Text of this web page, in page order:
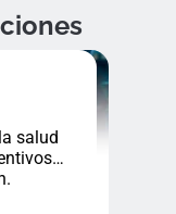
salud